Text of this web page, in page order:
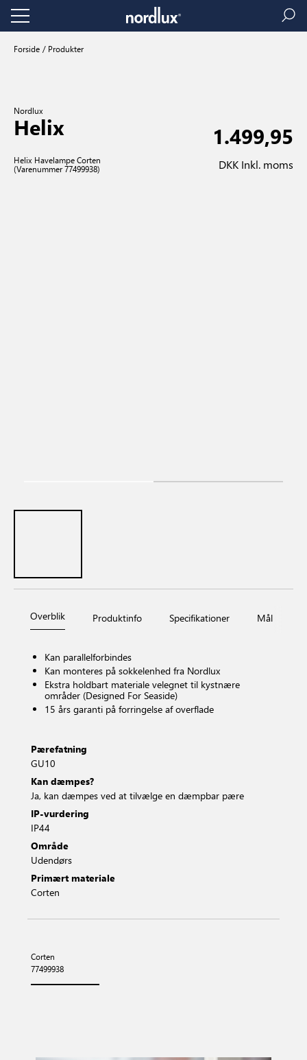
Forside Produkter
Nordlux
Helix
Helix Havelampe Corten
(Varenummer 77499938)
1.499,95
DKK Inkl. moms
Overblik Produktinfo Specifikationer Mål
Kan parallelforbindes
Kan monteres på sokkelenhed fra Nordlux
Ekstra holdbart materiale velegnet til kystnære
områder (Designed For Seaside)
15 års garanti på forringelse af overflade
Pærefatning
GU10
Kan dæmpes?
Ja, kan dæmpes ved at tilvælge en dæmpbar pære
IP-vurdering
IP44
Område
Udendørs
Primært materiale
Corten
Corten
77499938